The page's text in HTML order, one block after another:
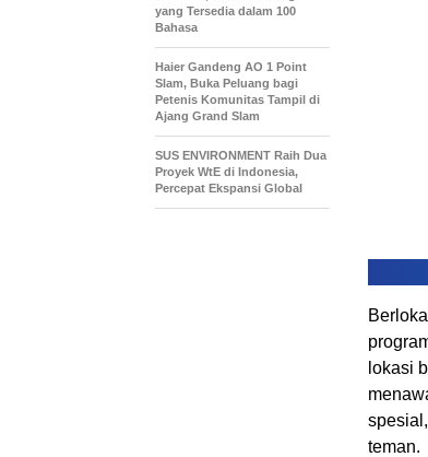
lokasi
teman.
yang Tersedia dalam 100
Bahasa
Haier Gandeng AO 1 Point
Slam, Buka Peluang bagi
Petenis Komunitas Tampil di
Ajang Grand Slam
SUS ENVIRONMENT Raih Dua
Proyek WtE di Indonesia,
Percepat Ekspansi Global